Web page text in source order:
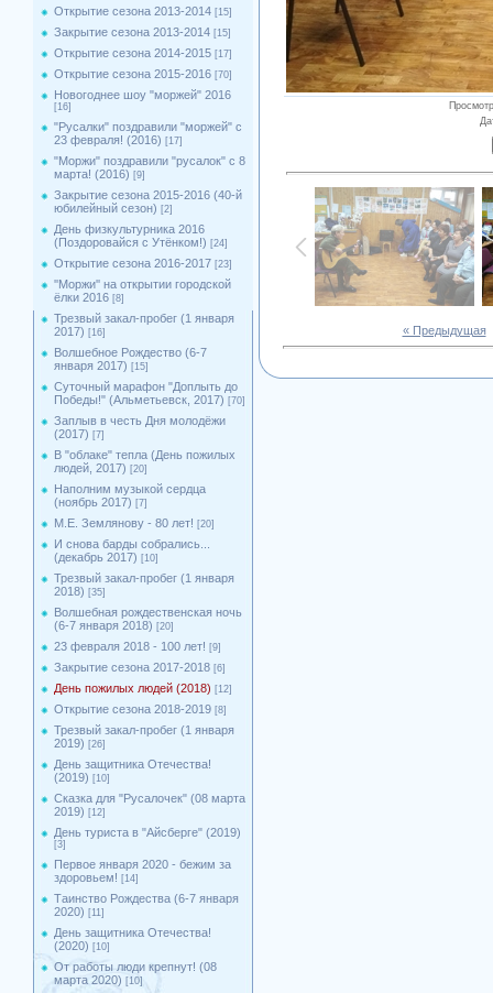
Открытие сезона 2013-2014 [15]
Закрытие сезона 2013-2014 [15]
Открытие сезона 2014-2015 [17]
Открытие сезона 2015-2016 [70]
Новогоднее шоу "моржей" 2016
[16]
"Русалки" поздравили "моржей" с
23 февраля! (2016) [17]
"Моржи" поздравили "русалок" с 8
марта! (2016) [9]
Закрытие сезона 2015-2016 (40-й
юбилейный сезон) [2]
День физкультурника 2016
(Поздоровайся с Утёнком!) [24]
Открытие сезона 2016-2017 [23]
''Моржи'' на открытии городской
ёлки 2016 [8]
Трезвый закал-пробег (1 января
2017) [16]
Волшебное Рождество (6-7
января 2017) [15]
Суточный марафон "Доплыть до
Победы!" (Альметьевск, 2017) [70]
Заплыв в честь Дня молодёжи
(2017) [7]
В "облаке" тепла (День пожилых
людей, 2017) [20]
Наполним музыкой сердца
(ноябрь 2017) [7]
М.Е. Землянову - 80 лет! [20]
И снова барды собрались...
(декабрь 2017) [10]
Трезвый закал-пробег (1 января
2018) [35]
Волшебная рождественская ночь
(6-7 января 2018) [20]
23 февраля 2018 - 100 лет! [9]
Закрытие сезона 2017-2018 [6]
День пожилых людей (2018) [12]
Открытие сезона 2018-2019 [8]
Трезвый закал-пробег (1 января
2019) [26]
День защитника Отечества!
(2019) [10]
Сказка для "Русалочек" (08 марта
2019) [12]
День туриста в "Айсберге" (2019)
[3]
Первое января 2020 - бежим за
здоровьем! [14]
Таинство Рождества (6-7 января
2020) [11]
День защитника Отечества!
(2020) [10]
От работы люди крепнут! (08
марта 2020) [10]
« Предыдущая